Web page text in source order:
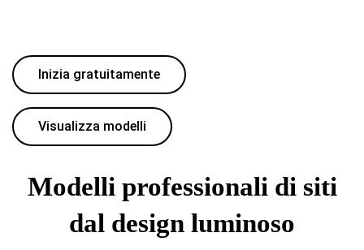
Inizia gratuitamente
Visualizza modelli
Modelli professionali di siti
dal design luminoso